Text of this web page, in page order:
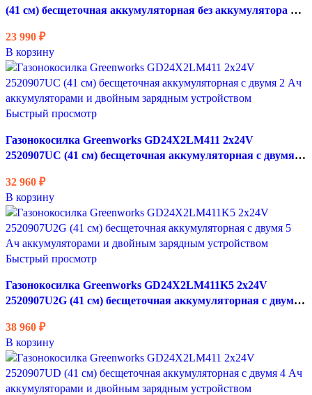
(41 см) бесщеточная аккумуляторная без аккумулятора и
23 990 ₽
В корзину
Быстрый просмотр
Газонокосилка Greenworks GD24X2LM411 2х24V
2520907UC (41 см) бесщеточная аккумуляторная с двумя 2
32 960 ₽
В корзину
Быстрый просмотр
Газонокосилка Greenworks GD24X2LM411K5 2х24V
2520907U2G (41 см) бесщеточная аккумуляторная с двумя
38 960 ₽
В корзину